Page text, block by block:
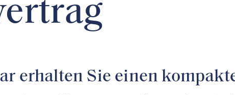
erhalten Sie einen